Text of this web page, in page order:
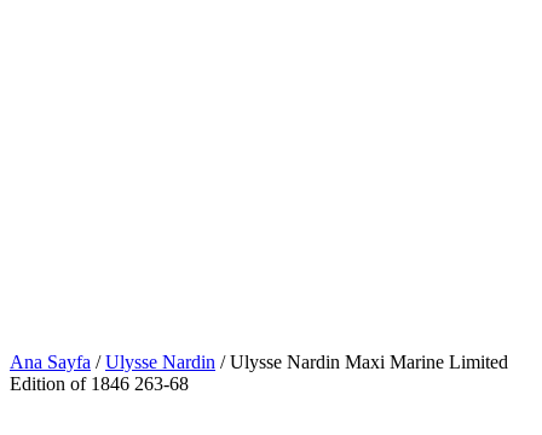
Ana Sayfa /Ulysse Nardin / Ulysse Nardin Maxi Marine Limited
Edition of 1846 263-68